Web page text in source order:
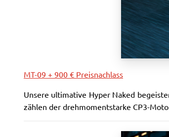
MT-09 + 900 € Preisnachlass
Unsere ultimative Hyper Naked
zählen der drehmomentstarke CP3-